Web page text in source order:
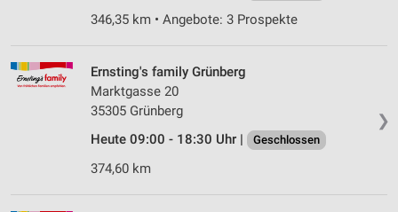
346,35 km • Angebote: 3 Prospekte
❯
Ernsting's family Grünberg
Marktgasse 20
35305 Grünberg
Heute 09:00 - 18:30 Uhr |
Geschlossen
374,60 km
personalisierter Inhalte
Messung der Werbeleistung
Messung der Performance von Inhalten
Analyse von Zielgruppen durch Statistiken oder
Kombinationen von Daten aus verschiedenen